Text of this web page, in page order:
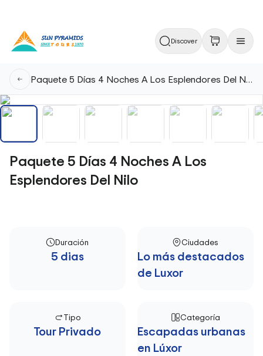
Discover
Paquete 5 Días 4 Noches A Los Esplendores Del Nilo
Paquete 5 Días 4 Noches A Los
Esplendores Del Nilo
Duración
5 dias
Ciudades
Lo más destacados
de Luxor
Tipo
Tour Privado
Categoría
Escapadas urbanas
en Lúxor